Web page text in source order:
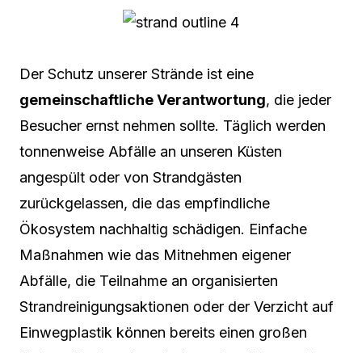
Der Schutz unserer Strände ist eine
gemeinschaftliche Verantwortung, die jeder
Besucher ernst nehmen sollte. Täglich werden
tonnenweise Abfälle an unseren Küsten
angespült oder von Strandgästen
zurückgelassen, die das empfindliche
Ökosystem nachhaltig schädigen. Einfache
Maßnahmen wie das Mitnehmen eigener
Abfälle, die Teilnahme an organisierten
Strandreinigungsaktionen oder der Verzicht auf
Einwegplastik können bereits einen großen